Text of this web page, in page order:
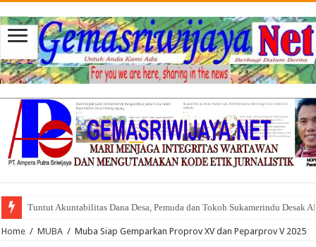
Tuntut Akuntabilitas Dana Desa, Pemuda dan Tokoh Sukamerindu Desak
Home / MUBA / Muba Siap Gemparkan Proprov XV dan Peparprov V 2025